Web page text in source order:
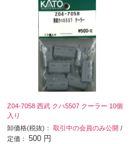
Z04-7058 西武 クハ5507 クーラー 10個
入り
卸価格(税抜)：取引中の会員のみ公開 /
定価：500 円